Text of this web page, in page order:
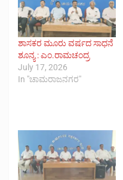
ಶಾಸಕರ ಮೂರು ವರ್ಷದ ಸಾಧನೆ
ಶೂನ್ಯ : ಎಂ.ರಾಮಚಂದ್ರ
July 17, 2026
In "ಚಾಮರಾಜನಗರ"